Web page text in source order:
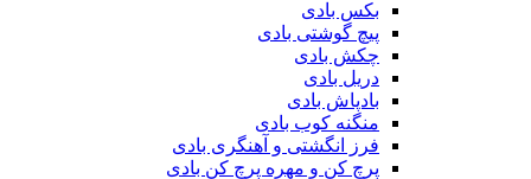
بکس بادی
پیچ گوشتی بادی
چکش بادی
دریل بادی
بادپاش بادی
منگنه کوب بادی
فرز انگشتی و آهنگری بادی
پرچ کن و مهره پرچ کن بادی